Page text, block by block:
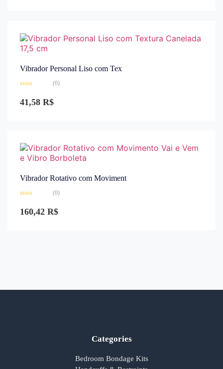
Vibrador Personal Liso com Tex
0
de
(0)
41,58 R$
Vibrador Rotativo com Moviment
0
de
(0)
160,42 R$
Categories
Bedroom Bondage Kits